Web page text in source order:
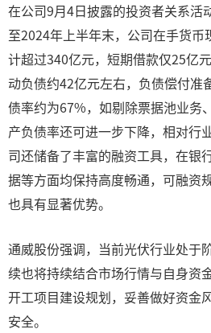
在公司9月4日披露的投资者关系活
至2024年上半年末，公司在手货
计超过340亿元，短期借款仅25亿
动负债约42亿元左右，负债偿付准
债率约为67%，如剔除票据池业务
产负债率还可进一步下降，相对行
司还储备了丰富的融资工具，在银
据等方面均保持高度畅通，可融资
也具有显著优势。
通威股份强调，当前光伏行业处于
续也将持续结合市场行情与自身资
开工项目建设规划，妥善做好资金
安全。